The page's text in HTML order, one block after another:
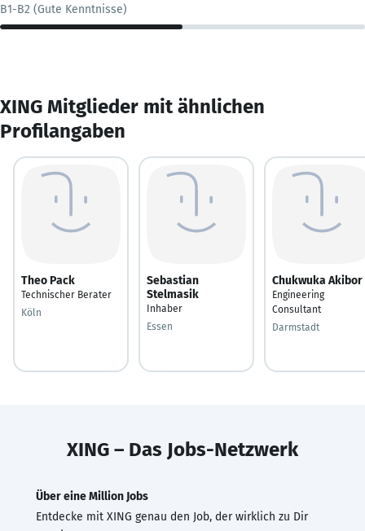
B1-B2 (Gute Kenntnisse)
XING Mitglieder mit ähnlichen
Profilangaben
Theo Pack
Technischer Berater
Köln
Sebastian
Stelmasik
Inhaber
Essen
Chukwuka Akibor
Engineering
Consultant
Darmstadt
XING – Das Jobs-Netzwerk
Über eine Million Jobs
Entdecke mit XING genau den Job, der wirklich zu Dir